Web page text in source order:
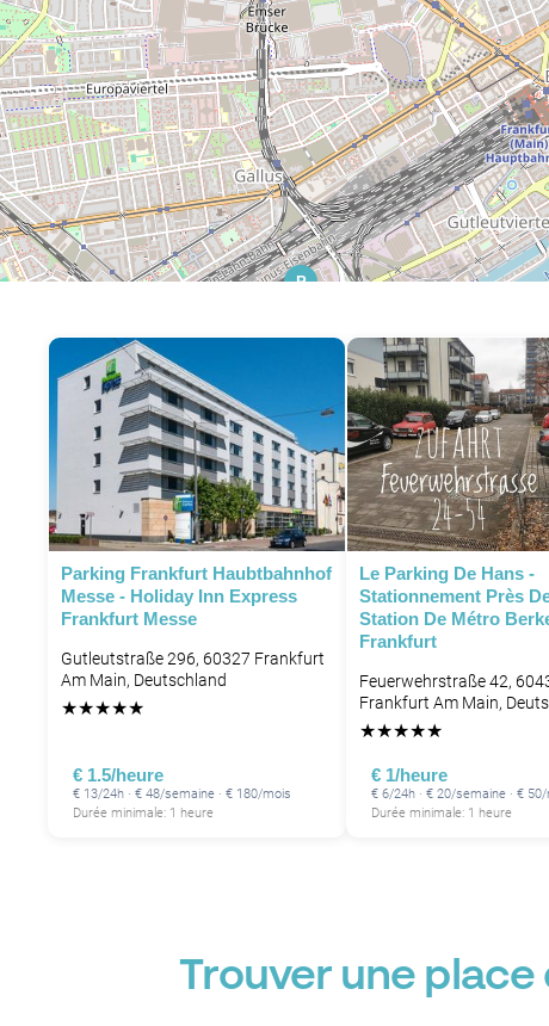
P
Parking Frankfurt Haubtbahnhof
Messe - Holiday Inn Express
Frankfurt Messe
Gutleutstraße 296, 60327 Frankfurt
Am Main, Deutschland
★★★★★
€ 1.5/heure
€ 13/24h · € 48/semaine · € 180/mois
Durée minimale: 1 heure
Le Parking De Hans -
Stationnement Près
Station De Métro
Frankfurt
Feuerwehrstraße 42,
Frankfurt Am Main,
★★★★★
€ 1/heure
€ 6/24h · € 20/semaine · €
Durée minimale: 1 heure
Trouver une